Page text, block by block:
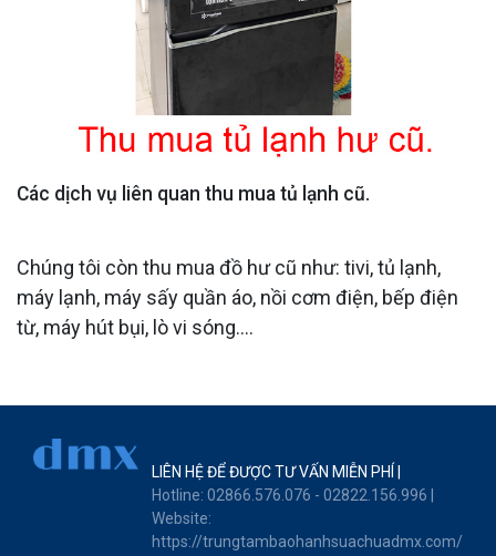
Các dịch vụ liên quan thu mua tủ lạnh cũ.
Chúng tôi còn thu mua đồ hư cũ như: tivi, tủ lạnh,
máy lạnh, máy sấy quần áo, nồi cơm điện, bếp điện
từ, máy hút bụi, lò vi sóng....
LIÊN HỆ ĐỂ ĐƯỢC TƯ VẤN MIỄN PHÍ
Hotline: 02866.576.076 - 02822.156.996
Website:
https://trungtambaohanhsuachuadmx.com/